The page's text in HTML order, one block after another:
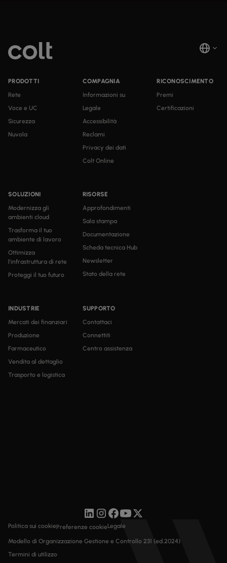
PRODOTTI
Rete
Voce e UC
Sicurezza
Nuvola
SOLUZIONI
Modernizza gli
ambienti cloud
Trasforma il tuo
ambiente di lavoro
Ottimizza
l'infrastruttura di rete
Proteggi il tuo futuro
INDUSTRIE
Mercati dei finanziari
Produzione
Farmaceutico
Vendita al dettaglio
Trasporto e logistica
RISORSE
Approfondimenti
Sala stampa
Documentazione
Scheda tecnica Hub
Newsletter
Stato della rete
COMPAGNIA
Informazioni su
Legale
Accessibilità
Reclami
Privacy dei dati
Colt Online
SUPPORTO
Contattaci
Connettiti
Centro assistenza
RICONOSCIMENTO
Premi
Certificazioni
Politica sui cookiePreferenze cookieLegale
Modello di Organizzazione Gestione e Controllo 231 (ed.2024)
Termini di utilizzo